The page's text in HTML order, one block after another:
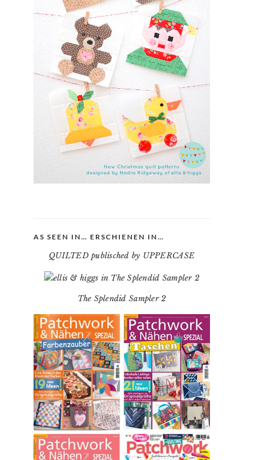
AS SEEN IN… ERSCHIENEN IN…
QUILTED publisched by UPPERCASE
The Splendid Sampler 2